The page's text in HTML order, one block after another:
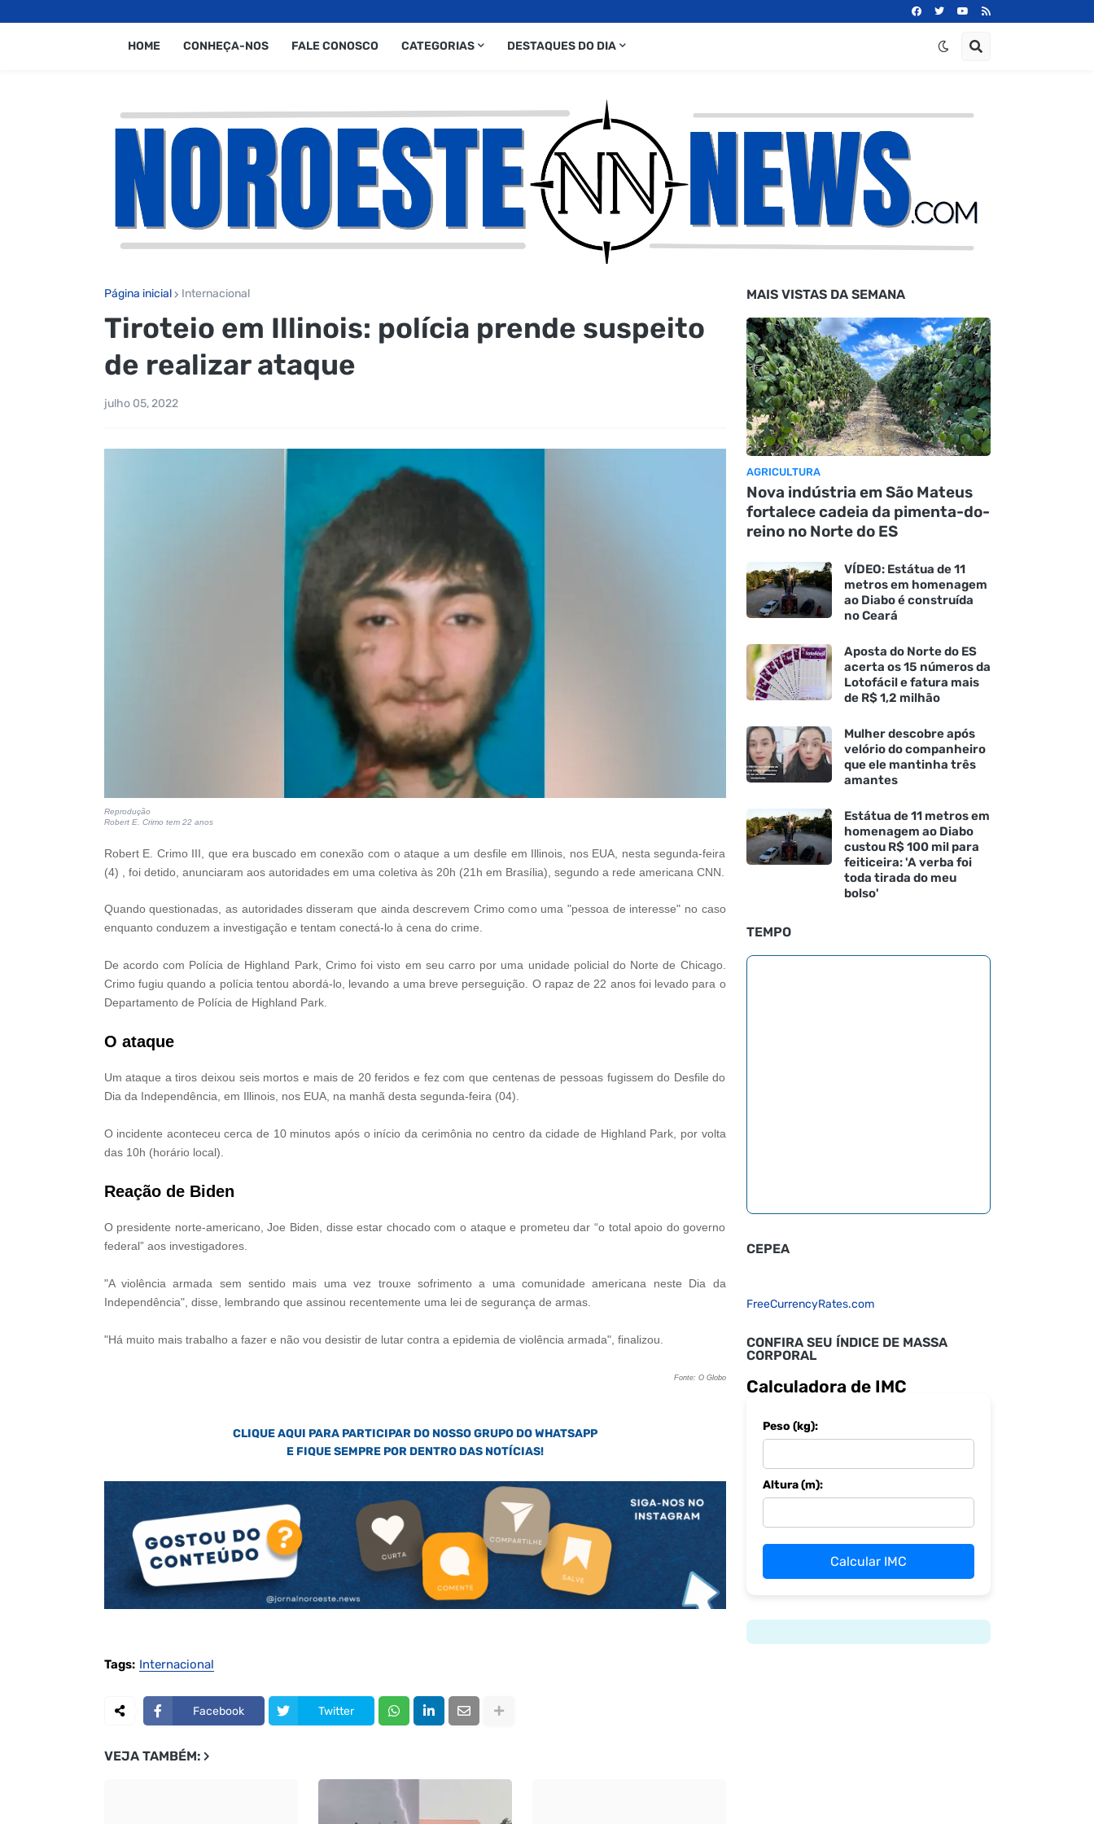
HOME CONHEÇA-NOS FALE CONOSCO CATEGORIAS DESTAQUES DO DIA
Página inicial Internacional
Tiroteio em Illinois: polícia prende suspeito
de realizar ataque
julho 05, 2022
Reprodução
Robert E. Crimo tem 22 anos
Robert E. Crimo III, que era buscado em conexão com o ataque a um desfile em Illinois, nos EUA, nesta segunda-feira
(4) , foi detido, anunciaram aos autoridades em uma coletiva às 20h (21h em Brasília), segundo a rede americana CNN.
Quando questionadas, as autoridades disseram que ainda descrevem Crimo como uma "pessoa de interesse" no caso
enquanto conduzem a investigação e tentam conectá-lo à cena do crime.
De acordo com Polícia de Highland Park, Crimo foi visto em seu carro por uma unidade policial do Norte de Chicago.
Crimo fugiu quando a polícia tentou abordá-lo, levando a uma breve perseguição. O rapaz de 22 anos foi levado para o
Departamento de Polícia de Highland Park.
O ataque
Um ataque a tiros deixou seis mortos e mais de 20 feridos e fez com que centenas de pessoas fugissem do Desfile do
Dia da Independência, em Illinois, nos EUA, na manhã desta segunda-feira (04).
O incidente aconteceu cerca de 10 minutos após o início da cerimônia no centro da cidade de Highland Park, por volta
das 10h (horário local).
Reação de Biden
O presidente norte-americano, Joe Biden, disse estar chocado com o ataque e prometeu dar “o total apoio do governo
federal” aos investigadores.
"A violência armada sem sentido mais uma vez trouxe sofrimento a uma comunidade americana neste Dia da
Independência", disse, lembrando que assinou recentemente uma lei de segurança de armas.
"Há muito mais trabalho a fazer e não vou desistir de lutar contra a epidemia de violência armada", finalizou.
Fonte: O Globo
CLIQUE AQUI PARA PARTICIPAR DO NOSSO GRUPO DO WHATSAPP
E FIQUE SEMPRE POR DENTRO DAS NOTÍCIAS!
Tags: Internacional
Facebook Twitter
VEJA TAMBÉM:
MAIS VISTAS DA SEMANA
AGRICULTURA
Nova indústria em São Mateus
fortalece cadeia da pimenta-do-
reino no Norte do ES
VÍDEO: Estátua de 11
metros em homenagem
ao Diabo é construída
no Ceará
Aposta do Norte do ES
acerta os 15 números da
Lotofácil e fatura mais
de R$ 1,2 milhão
Mulher descobre após
velório do companheiro
que ele mantinha três
amantes
Estátua de 11 metros em
homenagem ao Diabo
custou R$ 100 mil para
feiticeira: 'A verba foi
toda tirada do meu
bolso'
TEMPO
CEPEA
FreeCurrencyRates.com
CONFIRA SEU ÍNDICE DE MASSA
CORPORAL
Calculadora de IMC
Peso (kg):
Altura (m):
Calcular IMC